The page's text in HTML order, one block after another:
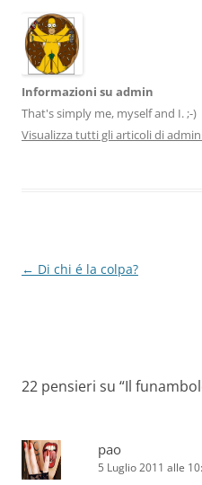
Informazioni su admin
That's simply me, myself and I. ;-)
Visualizza tutti gli articoli di admin
Navigazione
← Di chi é la colpa?
22 pensieri su “Il
pao
5 Luglio 2011 alle